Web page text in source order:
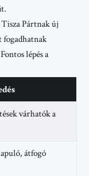
Pártnak új
fogadhatnak
lépés a
várhatók a
átfogó